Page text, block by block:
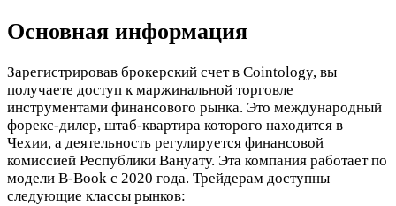
Основная информация
Зарегистрировав брокерский счет в Cointology, вы
получаете доступ к маржинальной торговле
инструментами финансового рынка. Это международный
форекс-дилер, штаб-квартира которого находится в
Чехии, а деятельность регулируется финансовой
комиссией Республики Вануату. Эта компания работает по
модели B-Book с 2020 года. Трейдерам доступны
следующие классы рынков: